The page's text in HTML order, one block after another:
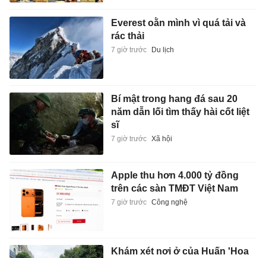
Everest oằn mình vì quá tải và
rác thải
7 giờ trước Du lịch
Bí mật trong hang đá sau 20
năm dẫn lối tìm thấy hài cốt liệt
sĩ
7 giờ trước Xã hội
Apple thu hơn 4.000 tỷ đồng
trên các sàn TMĐT Việt Nam
7 giờ trước Công nghệ
Khám xét nơi ở của Huấn 'Hoa